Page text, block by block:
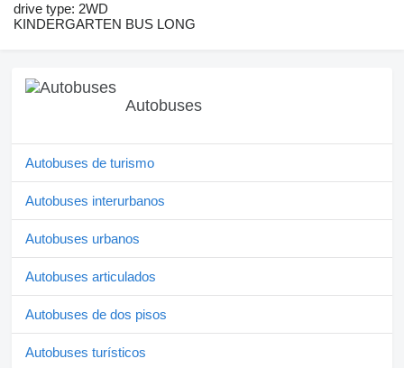
drive type: 2WD
KINDERGARTEN BUS LONG
Autobuses
Autobuses de turismo
Autobuses interurbanos
Autobuses urbanos
Autobuses articulados
Autobuses de dos pisos
Autobuses turísticos